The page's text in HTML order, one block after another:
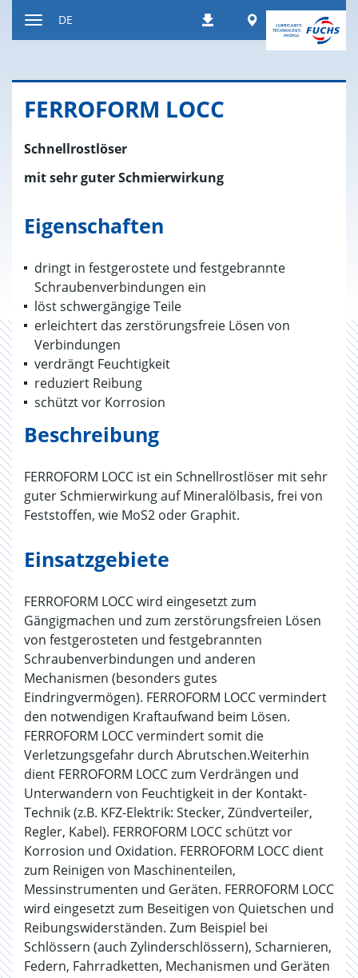
Inhalt
DownloadsWorldwide
DE
FER­RO­FORM LOCC
Schnellrostlöser
mit sehr guter Schmierwirkung
Eigenschaften
dringt in festgerostete und festgebrannte
Schraubenverbindungen ein
löst schwergängige Teile
erleichtert das zerstörungsfreie Lösen von
Verbindungen
verdrängt Feuchtigkeit
reduziert Reibung
schützt vor Korrosion
Beschreibung
FERROFORM LOCC ist ein Schnellrostlöser mit sehr
guter Schmierwirkung auf Mineralölbasis, frei von
Feststoffen, wie MoS2 oder Graphit.
Einsatzgebiete
FERROFORM LOCC wird eingesetzt zum
Gängigmachen und zum zerstörungsfreien Lösen
von festgerosteten und festgebrannten
Schraubenverbindungen und anderen
Mechanismen (besonders gutes
Eindringvermögen). FERROFORM LOCC vermindert
den notwendigen Kraftaufwand beim Lösen.
FERROFORM LOCC vermindert somit die
Verletzungsgefahr durch Abrutschen.Weiterhin
dient FERROFORM LOCC zum Verdrängen und
Unterwandern von Feuchtigkeit in der Kontakt-
Technik (z.B. KFZ-Elektrik: Stecker, Zündverteiler,
Regler, Kabel). FERROFORM LOCC schützt vor
Korrosion und Oxidation. FERROFORM LOCC dient
zum Reinigen von Maschinenteilen,
Messinstrumenten und Geräten. FERROFORM LOCC
wird eingesetzt zum Beseitigen von Quietschen und
Reibungswiderständen. Zum Beispiel bei
Schlössern (auch Zylinderschlössern), Scharnieren,
Federn, Fahrradketten, Mechanismen und Geräten